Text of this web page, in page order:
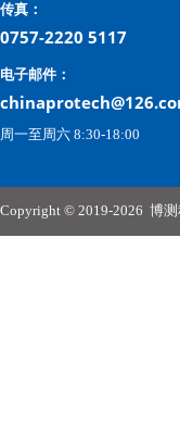
传真：
0757-2220 5117
电子邮件：
周一至周六 8:30-18:00
Copyright © 2019-2026 博